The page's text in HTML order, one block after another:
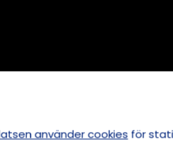
använder cookies för